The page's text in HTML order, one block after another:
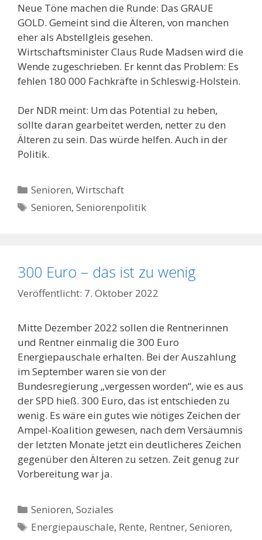
Neue Töne machen die Runde: Das GRAUE
GOLD. Gemeint sind die Älteren, von manchen
eher als Abstellgleis gesehen.
Wirtschaftsminister Claus Rude Madsen wird die
Wende zugeschrieben. Er kennt das Problem: Es
fehlen 180 000 Fachkräfte in Schleswig-Holstein.
Der NDR meint: Um das Potential zu heben,
sollte daran gearbeitet werden, netter zu den
Älteren zu sein. Das würde helfen. Auch in der
Politik.
Kategorien
Senioren,Wirtschaft
Schlagwörter
Senioren,Seniorenpolitik
300 Euro – das ist zu wenig
7. Oktober 2022
Mitte Dezember 2022 sollen die Rentnerinnen
und Rentner einmalig die 300 Euro
Energiepauschale erhalten. Bei der Auszahlung
im September waren sie von der
Bundesregierung „vergessen worden“, wie es aus
der SPD hieß. 300 Euro, das ist entschieden zu
wenig. Es wäre ein gutes wie nötiges Zeichen der
Ampel-Koalition gewesen, nach dem Versäumnis
der letzten Monate jetzt ein deutlicheres Zeichen
gegenüber den Älteren zu setzen. Zeit genug zur
Vorbereitung war ja.
Kategorien
Senioren,Soziales
Schlagwörter
Energiepauschale, Rente, Rentner,Senioren,